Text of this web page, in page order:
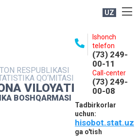
UZ
RESPUBLIKASI
QO‘MITASI
VILOYATI
BOSHQARMASI
Ishonch
telefon
(73) 249-
00-11
Call-center
(73) 249-
00-08
Tadbirkorlar
uchun:
hisobot.stat.uz
ga o'tish
NASHRLAR
XIZMATLAR
MATBUOT XIZMATI